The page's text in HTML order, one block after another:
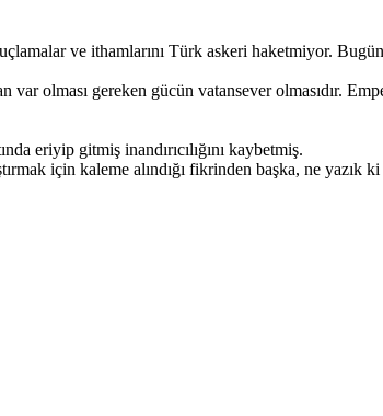
ve ithamlarını Türk askeri haketmiyor.
olması gereken gücün vatansever olmasıdır.
eriyip gitmiş inandırıcılığını kaybetmiş.
için kaleme alındığı fikrinden başka, ne yazık